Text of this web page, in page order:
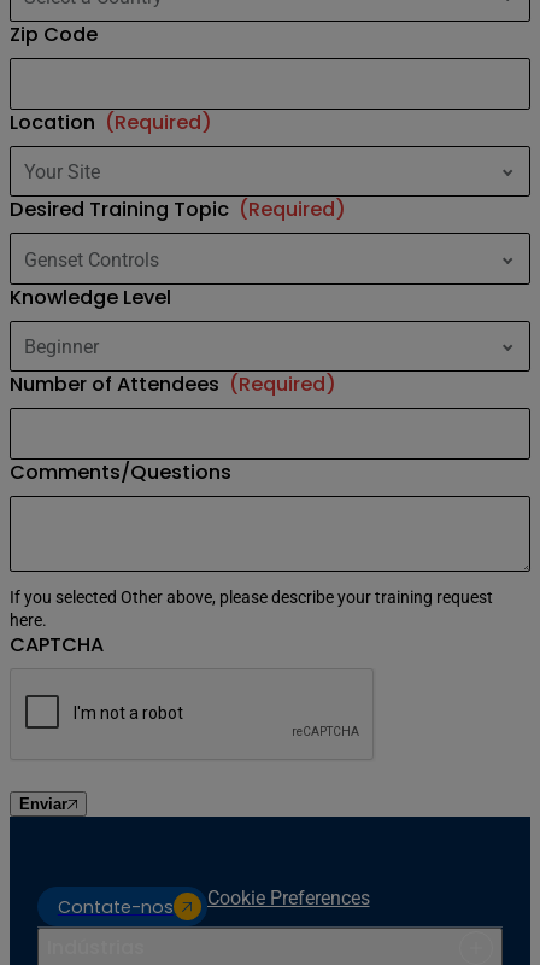
Zip Code
Location (Required)
Desired Training Topic (Required)
Knowledge Level
Number of Attendees (Required)
Comments/Questions
If you selected Other above, please describe your training request
here.
CAPTCHA
Enviar
Contate-nos Cookie Preferences